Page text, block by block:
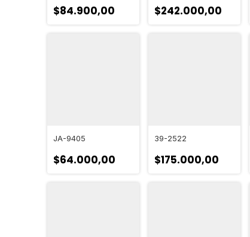
$84.900,00 $242.000,00
JA-9405
$64.000,00
39-2522
$175.000,00